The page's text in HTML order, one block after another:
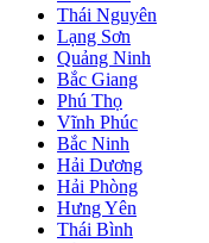
Thái Nguyên
Lạng Sơn
Quảng Ninh
Bắc Giang
Phú Thọ
Vĩnh Phúc
Bắc Ninh
Hải Dương
Hải Phòng
Hưng Yên
Thái Bình